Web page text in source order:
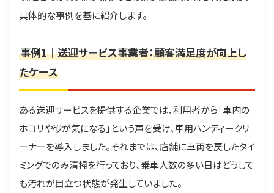
具体的な事例を基に紹介します。
事例1｜送迎サービス事業者：顧客満足度が向上し
たケース
ある送迎サービスを提供する企業では、利用者から「車内の
ホコリや砂が気になる」という声を受け、車用ハンディークリ
ーナーを導入しました。それまでは、店舗に車両を戻したタイ
ミングでのみ清掃を行っており、乗車人数の多い日はどうして
も汚れが目立つ状態が発生していました。